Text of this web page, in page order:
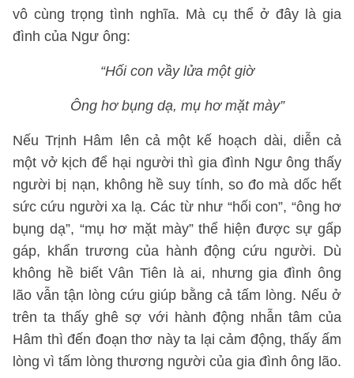
vô cùng trọng tình nghĩa. Mà cụ thể ở đây là gia
đình của Ngư ông:
“Hối con vầy lửa một giờ
Ông hơ bụng dạ, mụ hơ mặt mày”
Nếu Trịnh Hâm lên cả một kế hoạch dài, diễn cả
một vở kịch để hại người thì gia đình Ngư ông thấy
người bị nạn, không hề suy tính, so đo mà dốc hết
sức cứu người xa lạ. Các từ như “hối con”, “ông hơ
bụng dạ”, “mụ hơ mặt mày” thể hiện được sự gấp
gáp, khẩn trương của hành động cứu người. Dù
không hề biết Vân Tiên là ai, nhưng gia đình ông
lão vẫn tận lòng cứu giúp bằng cả tấm lòng. Nếu ở
trên ta thấy ghê sợ với hành động nhẫn tâm của
Hâm thì đến đoạn thơ này ta lại cảm động, thấy ấm
lòng vì tấm lòng thương người của gia đình ông lão.